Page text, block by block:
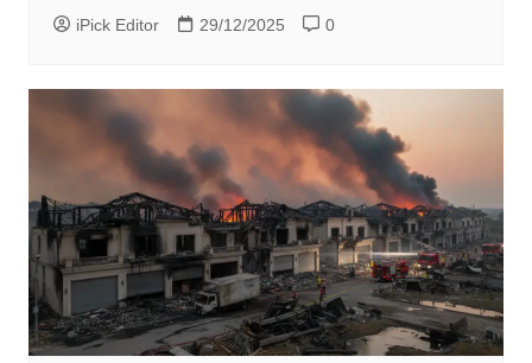
iPick Editor 29/12/2025 0